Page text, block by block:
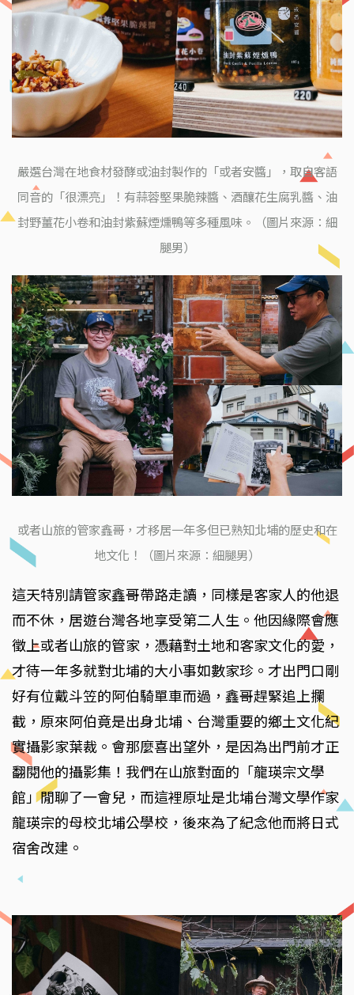
嚴選台灣在地食材發酵或油封製作的「或者安醬」，取自客語
同音的「很漂亮」！有蒜蓉堅果脆辣醬、酒釀花生腐乳醬、油
封野薑花小卷和油封紫蘇煙燻鴨等多種風味。（圖片來源：細
腿男）
或者山旅的管家鑫哥，才移居一年多但已熟知北埔的歷史和在
地文化！（圖片來源：細腿男）
這天特別請管家鑫哥帶路走讀，同樣是客家人的他退
而不休，居遊台灣各地享受第二人生。他因緣際會應
徵上或者山旅的管家，憑藉對土地和客家文化的愛，
才待一年多就對北埔的大小事如數家珍。才出門口剛
好有位戴斗笠的阿伯騎單車而過，鑫哥趕緊追上攔
截，原來阿伯竟是出身北埔、台灣重要的鄉土文化紀
實攝影家葉裁。會那麼喜出望外，是因為出門前才正
翻閱他的攝影集！我們在山旅對面的「龍瑛宗文學
館」閒聊了一會兒，而這裡原址是北埔台灣文學作家
龍瑛宗的母校北埔公學校，後來為了紀念他而將日式
宿舍改建。